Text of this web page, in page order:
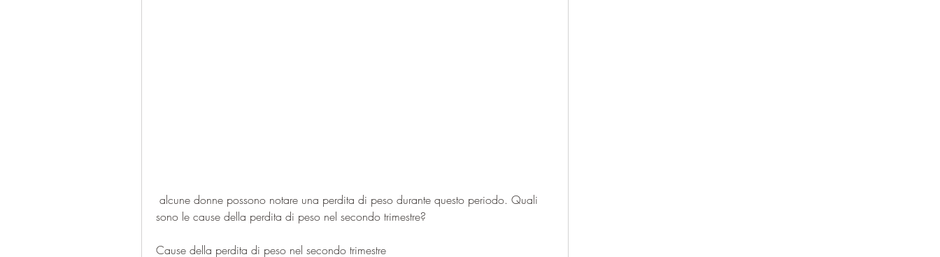
sono le cause della perdita di peso nel secondo trimestre?
Cause della perdita di peso nel secondo trimestre